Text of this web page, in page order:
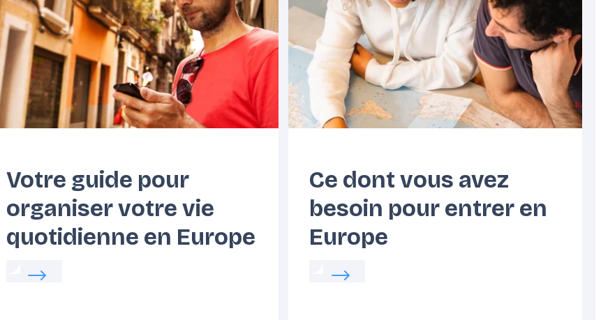
Benelux Carpates
Côte
Atlantique
Europe
Centrale
Votre guide pour
organiser votre vie
quotidienne en Europe
Read more about: Votre guide pour organiser votre vie quotidienne en Europe
Ce dont vous avez
besoin pour entrer en
Europe
Read more about: